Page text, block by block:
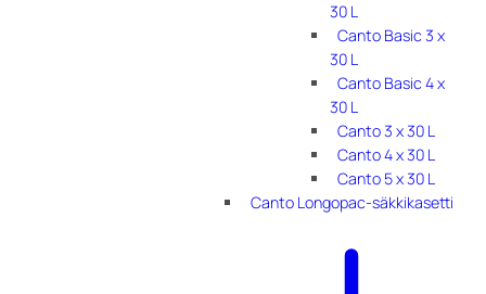
30 L
Canto Basic 3 x
30 L
Canto Basic 4 x
30 L
Canto 3 x 30 L
Canto 4 x 30 L
Canto 5 x 30 L
Canto Longopac-säkkikasetti